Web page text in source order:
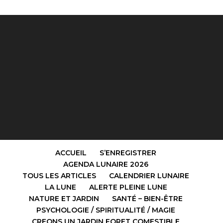
ACCUEIL
S’ENREGISTRER
AGENDA LUNAIRE 2026
TOUS LES ARTICLES
CALENDRIER LUNAIRE
LA LUNE
ALERTE PLEINE LUNE
NATURE ET JARDIN
SANTÉ – BIEN-ÊTRE
PSYCHOLOGIE / SPIRITUALITÉ / MAGIE